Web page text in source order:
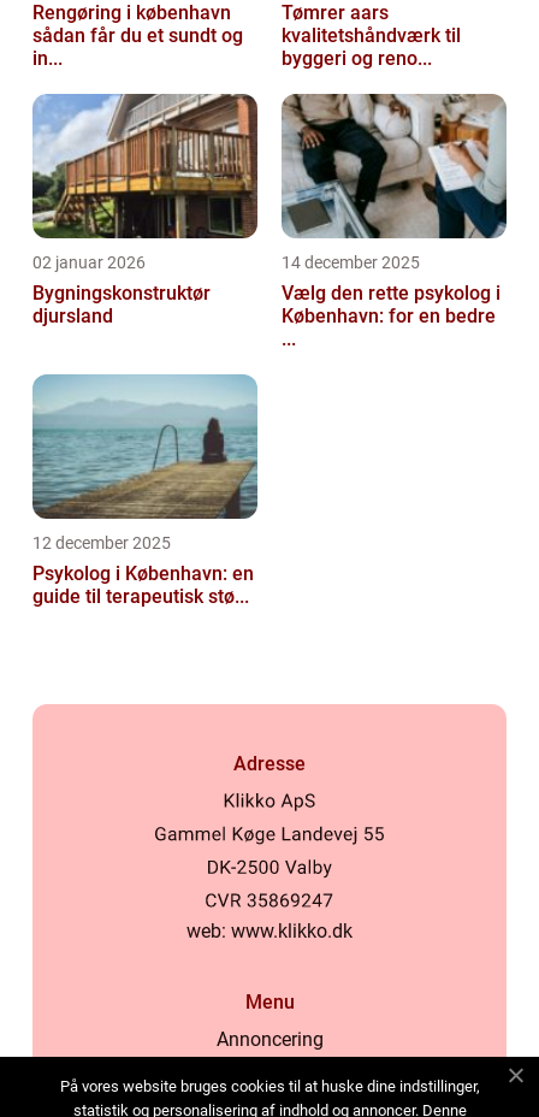
Rengøring i københavn
sådan får du et sundt og
in...
Tømrer aars
kvalitetshåndværk til
byggeri og reno...
02 januar 2026
Bygningskonstruktør
djursland
14 december 2025
Vælg den rette psykolog i
København: for en bedre
...
12 december 2025
Psykolog i København: en
guide til terapeutisk stø...
Adresse
web: www.klikko.dk
Menu
Annoncering
Cookies
På vores website bruges cookies til at huske dine indstillinger,
statistik og personalisering af indhold og annoncer. Denne